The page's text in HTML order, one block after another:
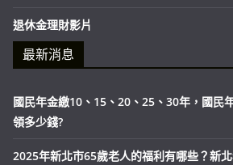
退休金理財影片
最新消息
國民年金繳10、15、20、25、30年，國民
領多少錢?
2025年新北市65歲老人的福利有哪些？新